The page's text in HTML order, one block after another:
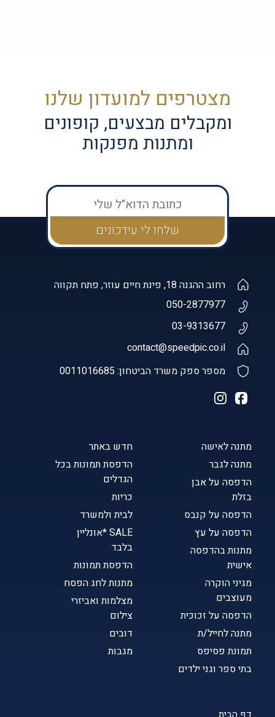
מצטרפים למועדון שלנו
ומקבלים מבצעים, קופונים
ומתנות מפנקות
מתנה לאישה
מתנה לגבר
הדפסה על אבן
בזלת
הדפסה על קנבס
הדפסה על עץ
מתנות בהדפסה
אישית
מגיני הוקרה
מעוצבים
הדפסה על זכוכית
מתנה לחייל/ת
תמונת פסיפס
בתי ספר וגני ילדים
חדש באתר
הדפסת תמונות בכל
הגדלים
כריות
לבית ולמשרד
SALE *אונליין
בלבד
הדפסת תמונות
מתנות לחג הפסח
מצלמות ואביזרי
צילום
דובים
מגבות
רחוב ההגנה 18, פינת חיים עוזר, פתח תקווה
050-2877977
03-9313677
contact@speedpic.co.il
מספר ספק משרד הביטחון: 0011016685